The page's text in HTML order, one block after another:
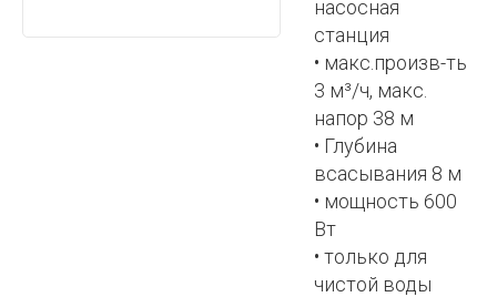
насосная
станция
• макс.произв-ть
3 м³/ч, макс.
напор 38 м
• Глубина
всасывания 8 м
• мощность 600
Вт
• только для
чистой воды